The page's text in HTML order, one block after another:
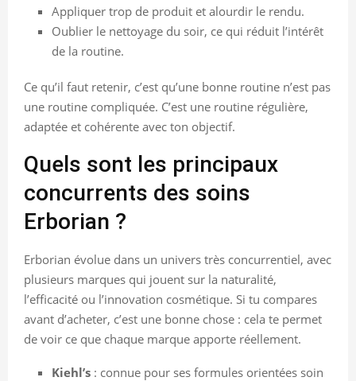
Appliquer trop de produit et alourdir le rendu.
Oublier le nettoyage du soir, ce qui réduit l’intérêt
de la routine.
Ce qu’il faut retenir, c’est qu’une bonne routine n’est pas
une routine compliquée. C’est une routine régulière,
adaptée et cohérente avec ton objectif.
Quels sont les principaux
concurrents des soins
Erborian ?
Erborian évolue dans un univers très concurrentiel, avec
plusieurs marques qui jouent sur la naturalité,
l’efficacité ou l’innovation cosmétique. Si tu compares
avant d’acheter, c’est une bonne chose : cela te permet
de voir ce que chaque marque apporte réellement.
Kiehl’s : connue pour ses formules orientées soin